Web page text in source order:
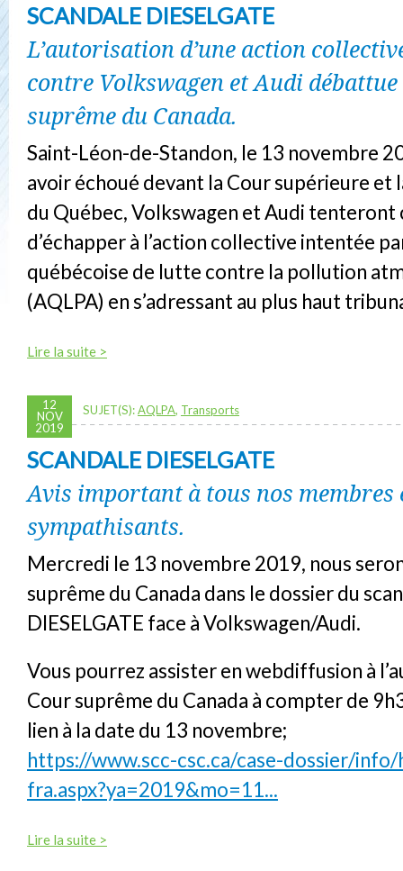
SCANDALE DIESELGATE
L’autorisation d’une action
contre Volkswagen et Audi
suprême du Canada.
Saint-Léon-de-Standon, le 13 novembre
avoir échoué devant la Cour supérieure et
du Québec, Volkswagen et Audi tenteront
d’échapper à l’action collective intentée
québécoise de lutte contre la pollution
(AQLPA) en s’adressant au plus haut
Lire la suite >
12
NOV
2019
SUJET(S):AQLPA, Transports
SCANDALE DIESELGATE
Avis important à tous nos membres
sympathisants.
Mercredi le 13 novembre 2019, nous
suprême du Canada dans le dossier du
DIESELGATE face à Volkswagen/Audi.
Vous pourrez assister en webdiffusion à
Cour suprême du Canada à compter de
lien à la date du 13 novembre;
https://www.scc-csc.ca/case-dossier/info/
fra.aspx?ya=2019&mo=11...
Lire la suite >